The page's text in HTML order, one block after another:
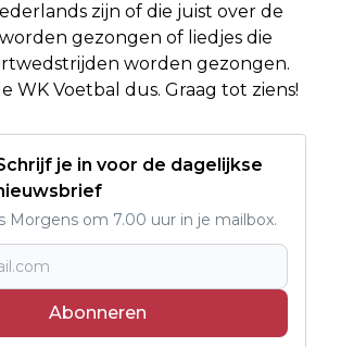
zijn of die juist over de
gezongen of liedjes die
worden gezongen.
WK Voetbal dus. Graag tot ziens!
je in voor de dagelijkse
Morgens om 7.00 uur in je mailbox.
Abonneren